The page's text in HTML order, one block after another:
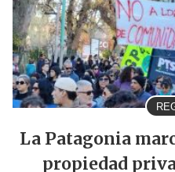
La Patagonia
propiedad